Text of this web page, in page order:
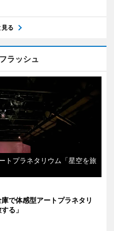
見る
ラッシュ
トプラネタリウム「星空を旅
で体感型アートプラネタリ
する」